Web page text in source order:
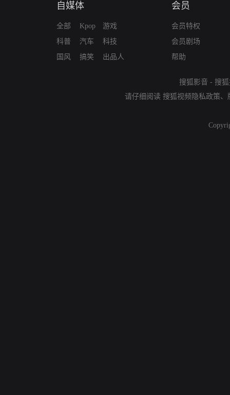
自媒体
全部
科普
国风
Kpop
汽车
搞笑
游戏
科技
出品人
会员
会员特权
会员剧场
帮助
搜狐影音 - 搜
请仔细阅读 搜狐视频隐私政策、